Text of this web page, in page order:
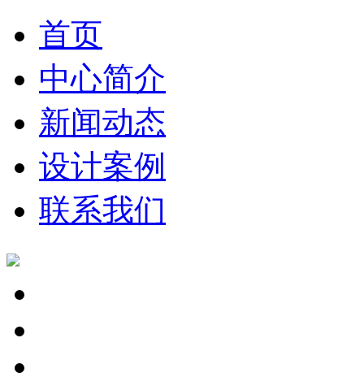
首页
中心简介
新闻动态
设计案例
联系我们